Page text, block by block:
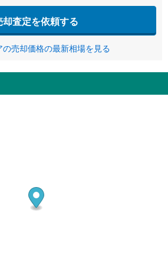
却査定を依頼する
の売却価格の最新相場を見る